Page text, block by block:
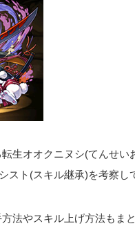
生オオクニヌシ(てんせ
スト(スキル継承)を考察し
法やスキル上げ方法もま